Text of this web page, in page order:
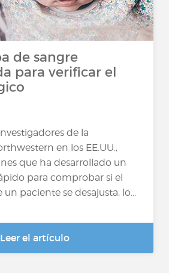
de sangre
para verificar el
de la
en los EE.UU.,
que ha desarrollado un
para comprobar si el
paciente se desajusta, lo...
Leer el artículo